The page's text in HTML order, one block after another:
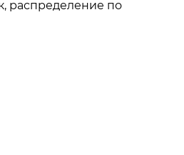
распределение по